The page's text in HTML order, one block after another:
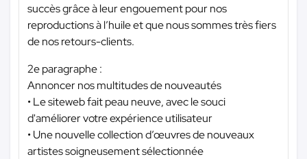
succès grâce à leur engouement pour nos
reproductions à l’huile et que nous sommes très fiers
de nos retours-clients.
2e paragraphe :
Annoncer nos multitudes de nouveautés
• Le siteweb fait peau neuve, avec le souci
d'améliorer votre expérience utilisateur
• Une nouvelle collection d’œuvres de nouveaux
artistes soigneusement sélectionnée